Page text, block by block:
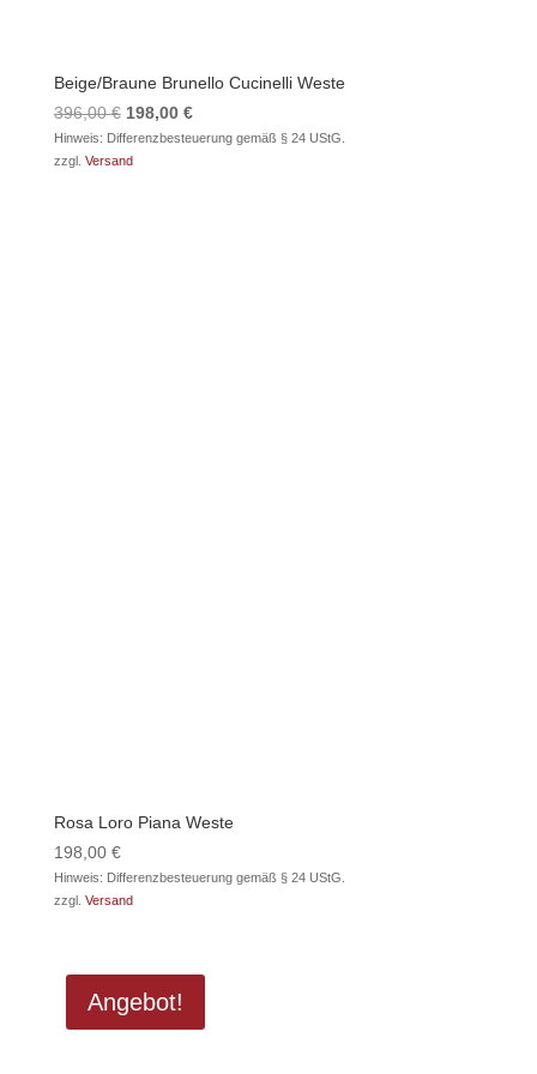
Beige/Braune Brunello Cucinelli Weste
396,00€ Ursprünglicher
Preis
war:
198,00 €Aktueller
Preis
Hinweis: Differenzbesteuerung gemäß § 24 UStG.
zzgl. Versand
Rosa Loro Piana Weste
198,00 €
Hinweis: Differenzbesteuerung gemäß § 24 UStG.
zzgl. Versand
Angebot!